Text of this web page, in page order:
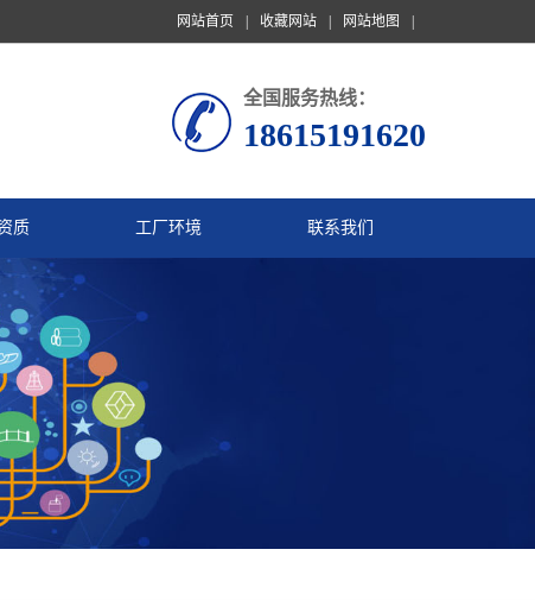
网站首页 收藏网站 网站地图
全国服务热线：
18615191620
质 工厂环境 联系我们